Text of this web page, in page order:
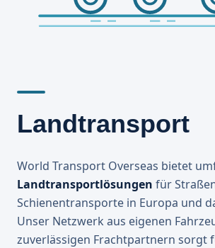
Landtransport
World Transport Overseas bietet
Landtransportlösungen für
Schienentransporte in Europa und
Unser Netzwerk aus eigenen
zuverlässigen Frachtpartnern sorgt